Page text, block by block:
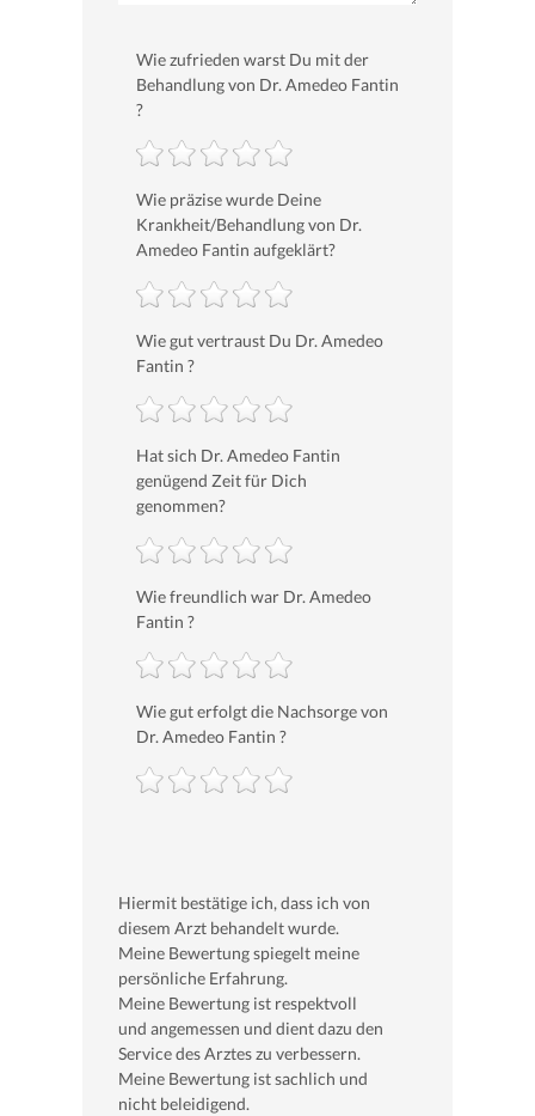
Wie zufrieden warst Du mit der
Behandlung von Dr. Amedeo Fantin
?
Wie präzise wurde Deine
Krankheit/Behandlung von Dr.
Amedeo Fantin aufgeklärt?
Wie gut vertraust Du Dr. Amedeo
Fantin ?
Hat sich Dr. Amedeo Fantin
genügend Zeit für Dich
genommen?
Wie freundlich war Dr. Amedeo
Fantin ?
Wie gut erfolgt die Nachsorge von
Dr. Amedeo Fantin ?
Hiermit bestätige ich, dass ich von
diesem Arzt behandelt wurde.
Meine Bewertung spiegelt meine
persönliche Erfahrung.
Meine Bewertung ist respektvoll
und angemessen und dient dazu den
Service des Arztes zu verbessern.
Meine Bewertung ist sachlich und
nicht beleidigend.